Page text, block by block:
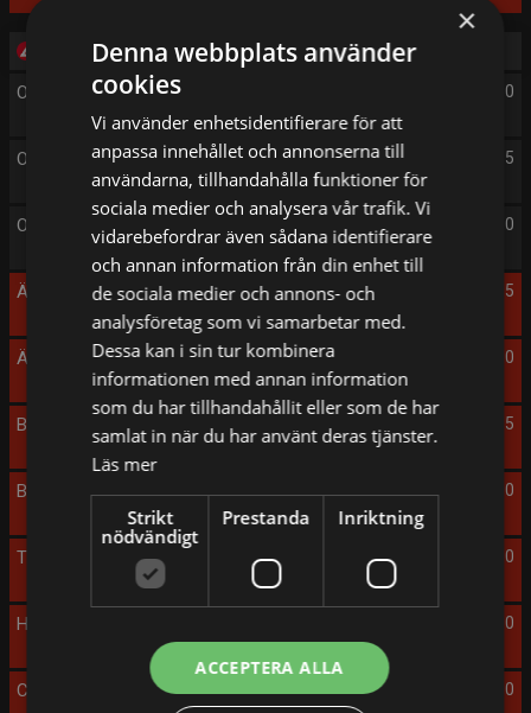
Tisdag 11/8
05:30
On Set
05:55
On Set
06:20
On Set
06:45
Änglagård andra sommaren
09:00
Änglagård tredje gången gillt
10:55
Bang bang orangutang
12:40
Bekas
14:10
The Comeback Trail
15:50
Hammarskjöld
17:40
Comedy Queen
×
Denna webbplats använder
cookies
Vi använder enhetsidentifierare för att
anpassa innehållet och annonserna till
användarna, tillhandahålla funktioner för
sociala medier och analysera vår trafik. Vi
vidarebefordrar även sådana identifierare
och annan information från din enhet till
de sociala medier och annons- och
analysföretag som vi samarbetar med.
Dessa kan i sin tur kombinera
informationen med annan information
som du har tillhandahållit eller som de har
samlat in när du har använt deras tjänster.
Läs mer
Strikt
nödvändigt
Prestanda Inriktning
ACCEPTERA ALLA